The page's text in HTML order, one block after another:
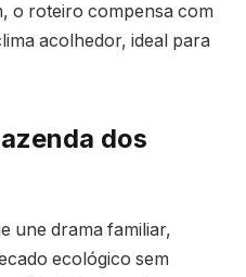
o roteiro compensa com
acolhedor, ideal para
dos
une drama familiar,
ecológico sem